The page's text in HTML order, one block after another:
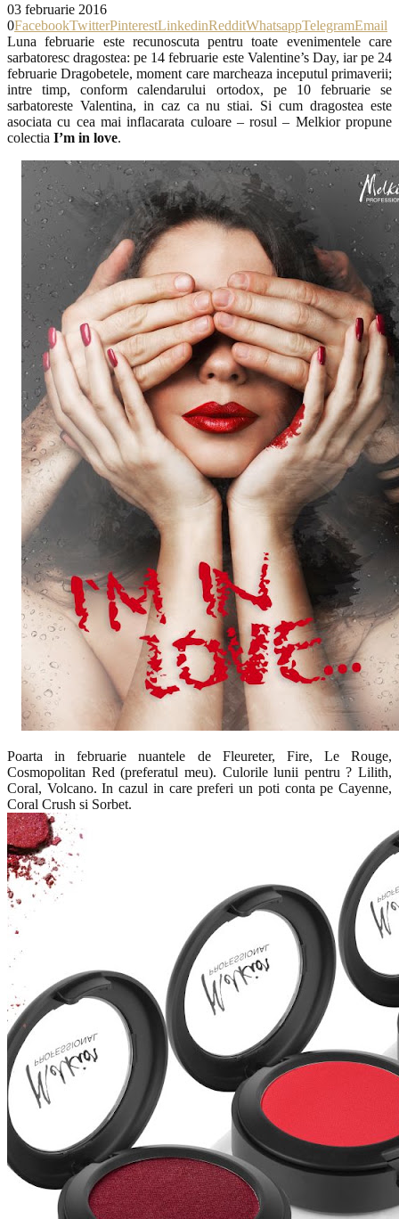
03 februarie 2016
0FacebookTwitterPinterestLinkedinRedditWhatsappTelegramEmail
Luna februarie este recunoscuta pentru toate evenimentele care
sarbatoresc dragostea: pe 14 februarie este Valentine’s Day, iar pe 24
februarie Dragobetele, moment care marcheaza inceputul primaverii;
intre timp, conform calendarului ortodox, pe 10 februarie se
sarbatoreste Valentina, in caz ca nu stiai. Si cum dragostea este
asociata cu cea mai inflacarata culoare – rosul – Melkior propune
colectia I’m in love.
Poarta in februarie nuantele de Fleureter, Fire, Le Rouge,
Cosmopolitan Red (preferatul meu). Culorile lunii pentru? Lilith,
Coral, Volcano. In cazul in care preferi un poti conta pe Cayenne,
Coral Crush si Sorbet.